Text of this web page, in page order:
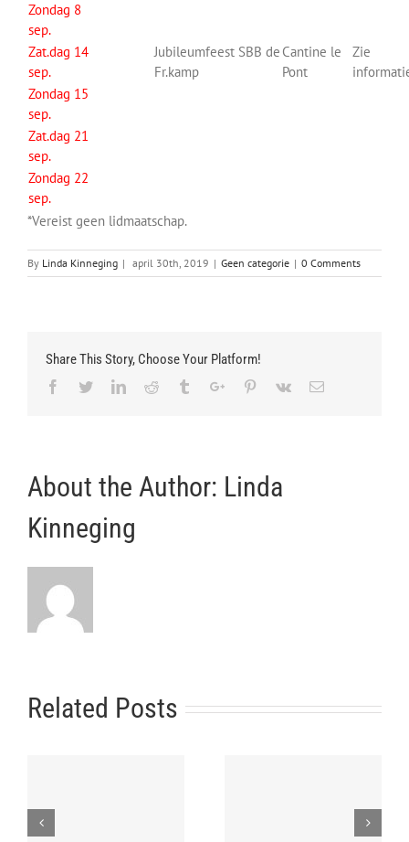
Zondag 8
sep.
Zat.dag 14
sep.
Jubileumfeest SBB de
Fr.kamp
Cantine le
Pont
Zie
Zondag 15
sep.
Zat.dag 21
sep.
Zondag 22
sep.
*Vereist geen lidmaatschap.
By Linda Kinneging | april 30th, 2019 | Geen categorie | 0 Comments
Share This Story, Choose Your Platform!
Facebook
TwitterLinkedinReddit TumblrGoogle+Pinterest
Vk Email
About the Author: Linda
Kinneging
Related Posts